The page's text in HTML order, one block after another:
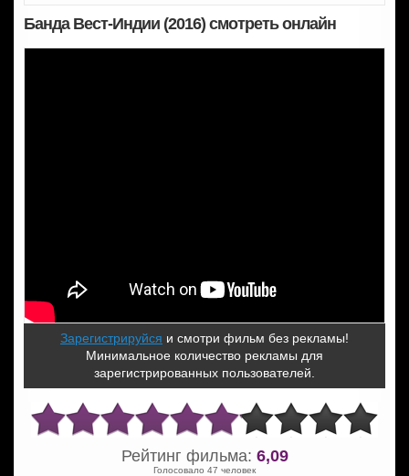
Банда Вест-Индии (2016) смотреть онлайн
Зарегистрируйся и смотри фильм без рекламы!
Минимальное количество рекламы для
зарегистрированных пользователей.
Рейтинг фильма: 6,09
Голосовало 47 человек